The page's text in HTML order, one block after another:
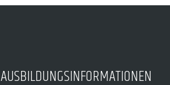
AUSBILDUNGSINFORMATIONEN